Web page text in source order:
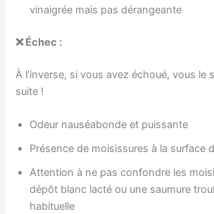
vinaigrée mais pas dérangeante
❌Échec :
À l’inverse, si vous avez échoué, vous le
suite !
Odeur nauséabonde et puissante
Présence de moisissures à la surface
Attention à ne pas confondre les
dépôt blanc lacté ou une saumure
habituelle